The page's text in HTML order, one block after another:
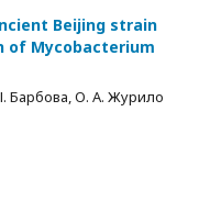
Beijing strain
of Mycobacterium
Барбова, О. А. Журило